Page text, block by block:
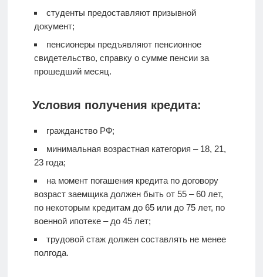
студенты предоставляют призывной
документ;
пенсионеры предъявляют пенсионное
свидетельство, справку о сумме пенсии за
прошедший месяц.
Условия получения кредита:
гражданство РФ;
минимальная возрастная категория – 18, 21,
23 года;
на момент погашения кредита по договору
возраст заемщика должен быть от 55 – 60 лет,
по некоторым кредитам до 65 или до 75 лет, по
военной ипотеке – до 45 лет;
трудовой стаж должен составлять не менее
полгода.